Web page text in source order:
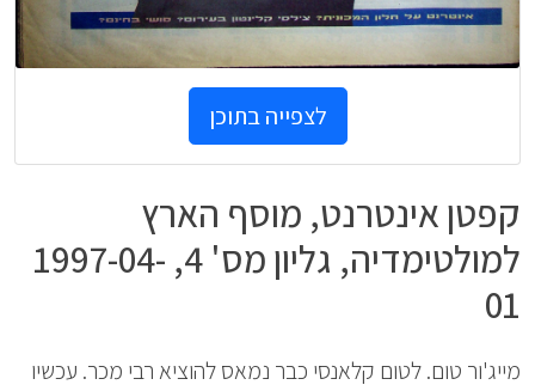
לצפייה בתוכן
קפטן אינטרנט, מוסף הארץ
למולטימדיה, גליון מס' 4, 1997-04-
01
מייג'ור טום. לטום קלאנסי כבר נמאס להוציא רבי מכר. עכשיו